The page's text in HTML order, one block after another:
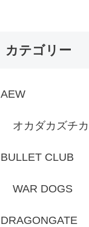
カテゴリー
AEW
オカダカズチカ
BULLET CLUB
WAR DOGS
DRAGONGATE